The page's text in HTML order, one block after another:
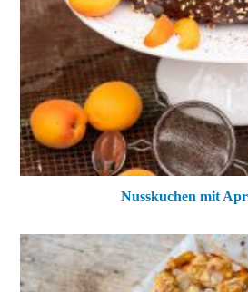
Nusskuchen mit